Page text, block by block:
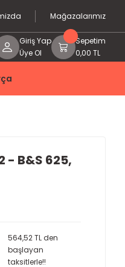
Mağazalarımız
Giriş Yap
Üye Ol
Sepetim
0,00 TL
- B&S 625,
564,52 TL den
başlayan
taksitlerle!!